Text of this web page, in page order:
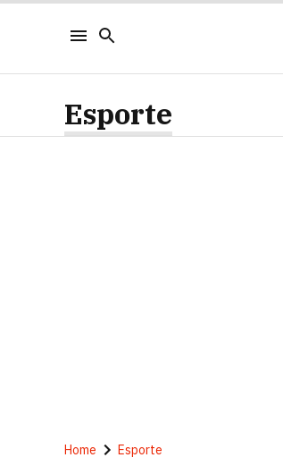
Esporte
Home Esporte